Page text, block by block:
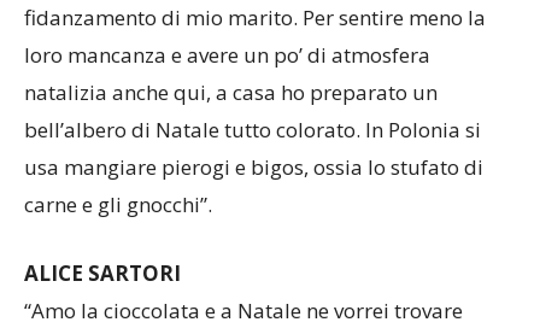
fidanzamento di mio marito. Per sentire meno la
loro mancanza e avere un po’ di atmosfera
natalizia anche qui, a casa ho preparato un
bell’albero di Natale tutto colorato. In Polonia si
usa mangiare pierogi e bigos, ossia lo stufato di
carne e gli gnocchi”.
ALICE SARTORI
“Amo la cioccolata e a Natale ne vorrei trovare